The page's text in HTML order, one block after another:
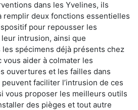
dans les Yvelines, ils
remplir deux fonctions essentielles
pour repousser les
intrusion, ainsi que
les spécimens déjà présents chez
aider à colmater les
ouvertures et les failles dans
faciliter l’intrusion de ces
vous proposer les meilleurs outils
des pièges et tout autre